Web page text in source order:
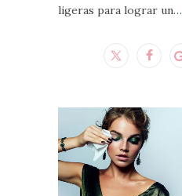
ligeras para lograr un…